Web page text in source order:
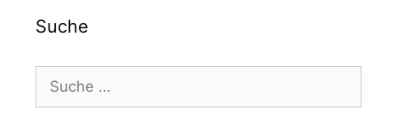
Suche
nach: